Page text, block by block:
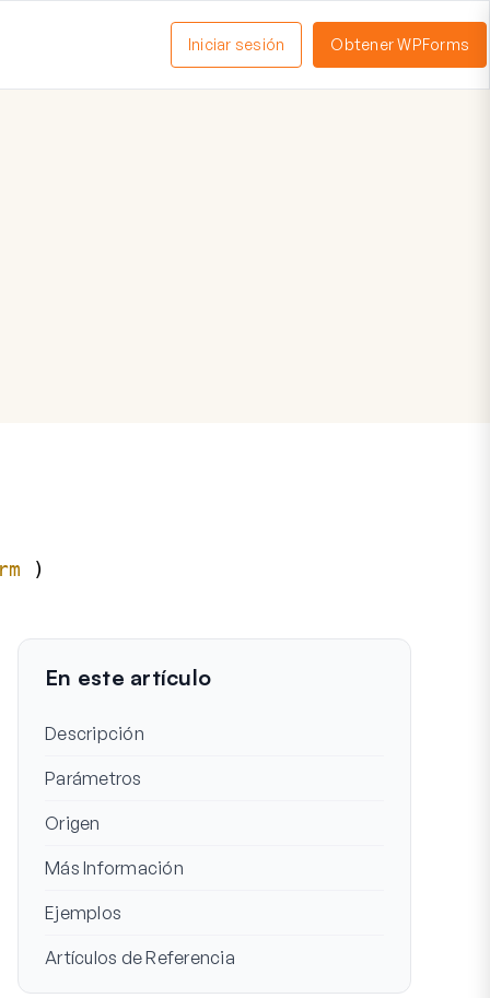
Iniciar sesión Obtener WPForms
)
En este artículo
Descripción
Parámetros
Origen
Más Información
Ejemplos
Artículos de Referencia